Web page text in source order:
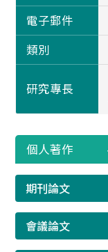
電子郵件
類別
研究專長
個人著作
期刊論文
會議論文